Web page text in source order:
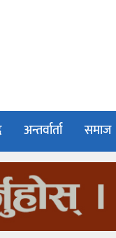
अन्तर्वार्ता समाज